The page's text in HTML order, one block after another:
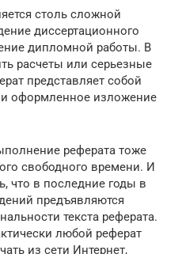
столь сложной
диссертационного
дипломной работы. В
расчеты или серьезные
представляет собой
оформленное изложение
реферата тоже
свободного времени. И
что в последние годы в
предъявляются
текста реферата.
любой реферат
из сети Интернет,